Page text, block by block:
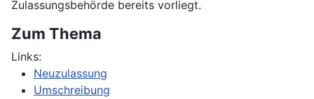
Zulassungsbehörde bereits vorliegt.
Zum Thema
Links:
Neuzulassung
Umschreibung